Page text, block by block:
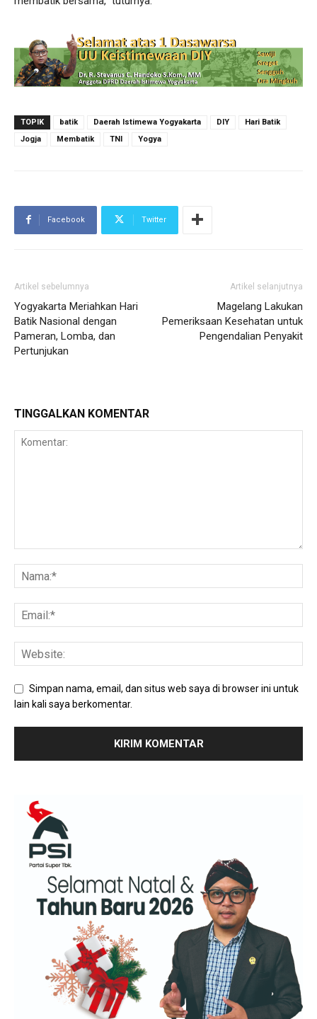
TOPIK batik Daerah Istimewa Yogyakarta DIY
Hari Batik
Jogja
Membatik TNI Yogya
Facebook Twitter
Artikel sebelumnya
Yogyakarta Meriahkan Hari
Batik Nasional dengan
Pameran, Lomba, dan
Pertunjukan
Artikel selanjutnya
Magelang Lakukan
Pemeriksaan Kesehatan untuk
Pengendalian Penyakit
TINGGALKAN KOMENTAR
Simpan nama, email, dan situs web saya di browser ini untuk
lain kali saya berkomentar.